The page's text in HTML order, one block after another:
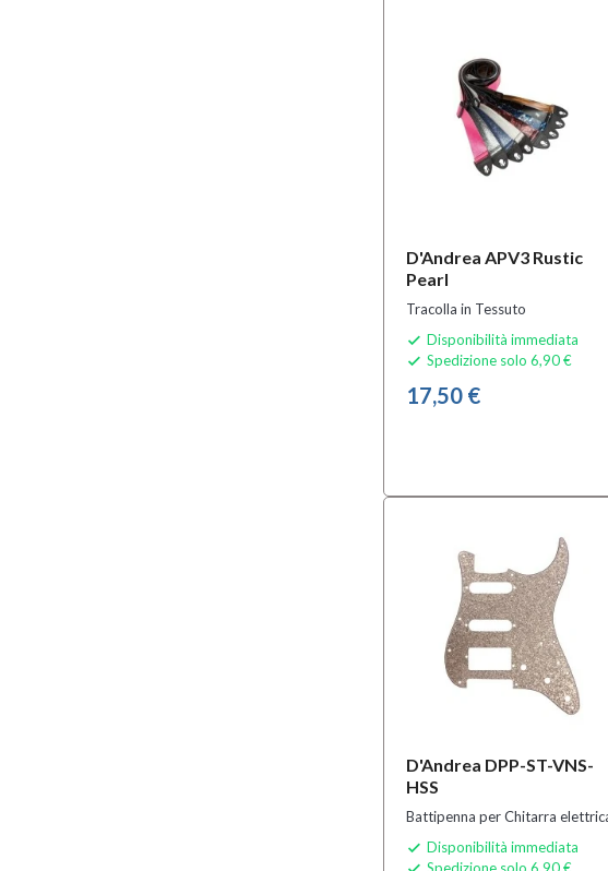
D'Andrea APV3 Rustic
Pearl
Tracolla in Tessuto
 Disponibilità immediata
 Spedizione solo 6,90 €
17,50 €
D'Andrea DPP-ST-VNS-
HSS
Battipenna per Chitarra
 Disponibilità immediata